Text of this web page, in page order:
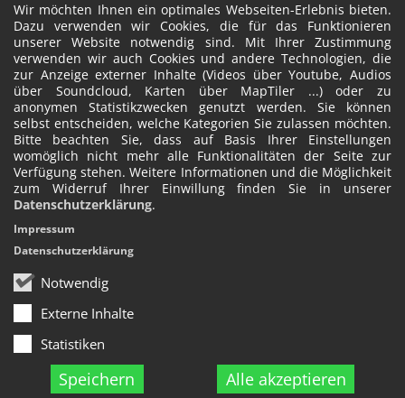
Wir möchten Ihnen ein optimales Webseiten-Erlebnis bieten.
Dazu verwenden wir Cookies, die für das Funktionieren
unserer Website notwendig sind. Mit Ihrer Zustimmung
verwenden wir auch Cookies und andere Technologien, die
zur Anzeige externer Inhalte (Videos über Youtube, Audios
über Soundcloud, Karten über MapTiler ...) oder zu
anonymen Statistikzwecken genutzt werden. Sie können
selbst entscheiden, welche Kategorien Sie zulassen möchten.
Bitte beachten Sie, dass auf Basis Ihrer Einstellungen
womöglich nicht mehr alle Funktionalitäten der Seite zur
Verfügung stehen. Weitere Informationen und die Möglichkeit
zum Widerruf Ihrer Einwillung finden Sie in unserer
Datenschutzerklärung.
Notwendig
Externe Inhalte
Statistiken
Speichern Alle akzeptieren
Impressum
Datenschutzerklärung